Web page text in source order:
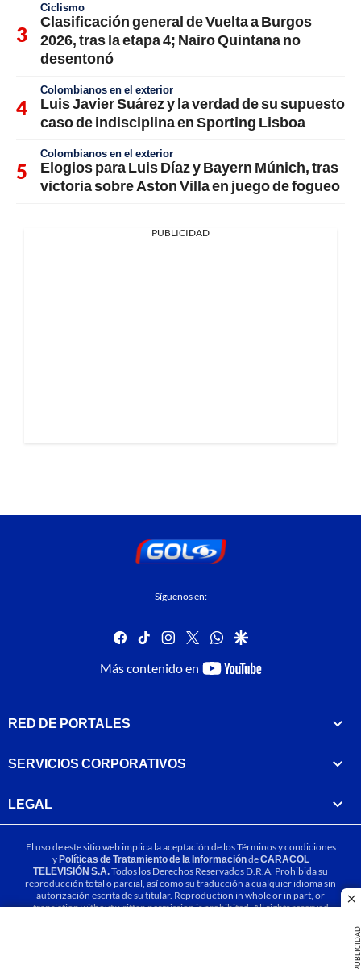
PUBLICIDAD
Ciclismo
Clasificación general de Vuelta a Burgos
2026, tras la etapa 4; Nairo Quintana no
desentonó
Colombianos en el exterior
Luis Javier Suárez y la verdad de su supuesto
caso de indisciplina en Sporting Lisboa
Colombianos en el exterior
Elogios para Luis Díaz y Bayern Múnich, tras
victoria sobre Aston Villa en juego de fogueo
PUBLICIDAD
Síguenos en:
facebook
tiktok instagram
twitterwhatsapp
google
Más contenido en
youtube-
RED DE PORTALES
SERVICIOS CORPORATIVOS
LEGAL
El uso de este sitio web implica la aceptación de losTérminos y condiciones
yPolíticas de Tratamiento de la InformacióndeCARACOL
TELEVISIÓN S.A.Todos los Derechos Reservados D.R.A. Prohibida su
reproducción total o parcial, así como su traducción a cualquier idioma sin
autorización escrita de su titular. Reproduction in whole or in part, or
translation without written permission is prohibited. All rights reserved